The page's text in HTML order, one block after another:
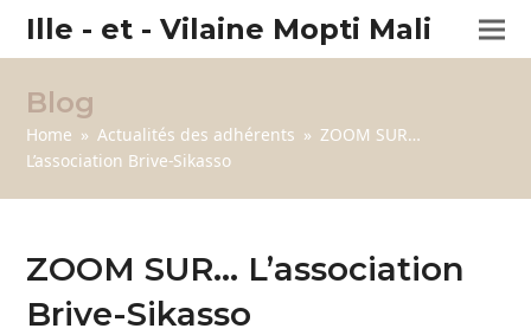
Ille - et - Vilaine Mopti Mali
Blog
Home » Actualités des adhérents » ZOOM SUR…
L’association Brive-Sikasso
ZOOM SUR… L’association
Brive-Sikasso